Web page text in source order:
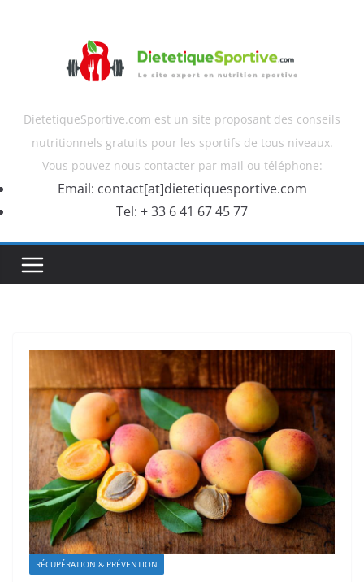
DietetiqueSportive.com est un site proposant des conseils
nutritionnels gratuits pour les sportifs de tous niveaux.
Vous pouvez nous contacter par mail ou téléphone:
Email: contact[at]dietetiquesportive.com
Tel: + 33 6 41 67 45 77
RÉCUPÉRATION & PRÉVENTION